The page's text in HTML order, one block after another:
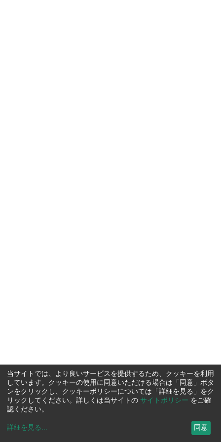
当サイトでは、より良いサービスを提供するため、クッキーを利用
しています。クッキーの使用に同意いただける場合は「同意」ボタ
ンをクリックし、クッキーポリシーについては「詳細を見る」をク
リックしてください。詳しくは当サイトの サイトポリシー をご確
認ください。
詳細を見る ... 同意